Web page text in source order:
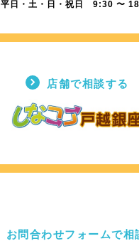
平日・土・日・祝日 9:30 〜
店舗で相談する
お問合わせフォームで相